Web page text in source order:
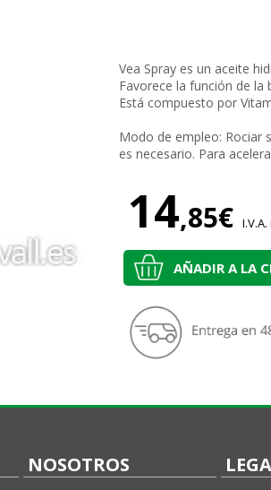
Vea Spray es un aceite
Favorece la función de
Está compuesto por
Modo de empleo: Rociar
es necesario. Para
14,85€
AÑADIR A LA
NOSOTROS